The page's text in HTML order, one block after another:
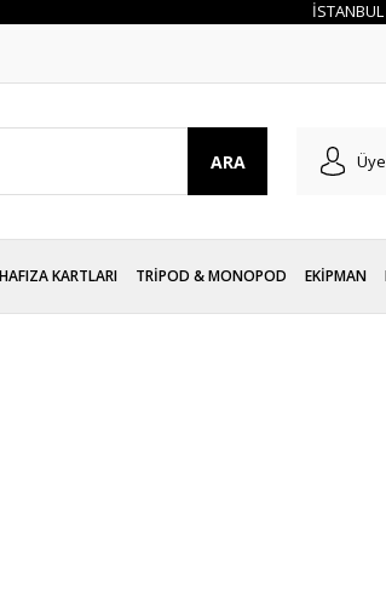
İSTANBUL İÇİ
ARA
HAFIZA KARTLARI TRİPOD & MONOPOD EKİPMAN